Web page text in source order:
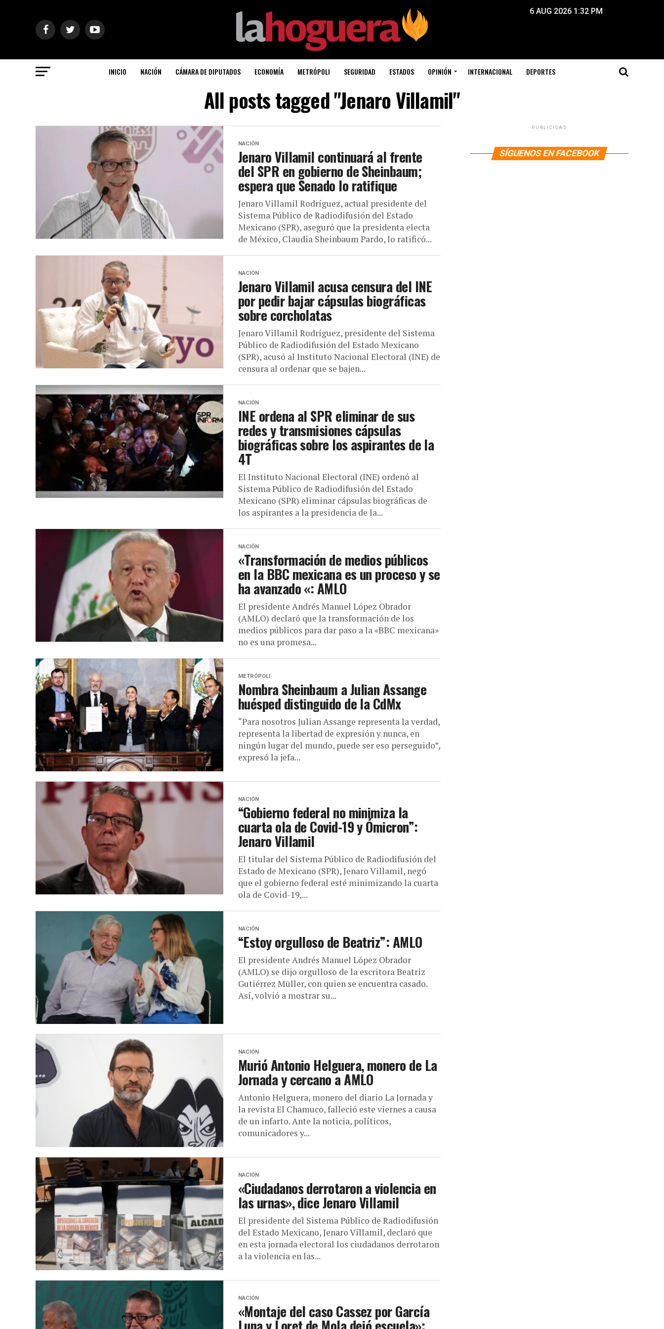
6 AUG 2026 1:32 PM
INICIO NACIÓN CÁMARA DE DIPUTADOS ECONOMÍA METRÓPOLI SEGURIDAD ESTADOS OPINIÓN INTERNACIONAL DEPORTES
All posts tagged "Jenaro Villamil"
NACIÓN
Jenaro Villamil continuará al frente
del SPR en gobierno de Sheinbaum;
espera que Senado lo ratifique
Jenaro Villamil Rodríguez, actual presidente del
Sistema Público de Radiodifusión del Estado
Mexicano (SPR), aseguró que la presidenta electa
de México, Claudia Sheinbaum Pardo, lo ratificó...
NACIÓN
Jenaro Villamil acusa censura del INE
por pedir bajar cápsulas biográficas
sobre corcholatas
Jenaro Villamil Rodríguez, presidente del Sistema
Público de Radiodifusión del Estado Mexicano
(SPR), acusó al Instituto Nacional Electoral (INE) de
censura al ordenar que se bajen...
NACIÓN
INE ordena al SPR eliminar de sus
redes y transmisiones cápsulas
biográficas sobre los aspirantes de la
4T
El Instituto Nacional Electoral (INE) ordenó al
Sistema Público de Radiodifusión del Estado
Mexicano (SPR) eliminar cápsulas biográficas de
los aspirantes a la presidencia de la...
NACIÓN
«Transformación de medios públicos
en la BBC mexicana es un proceso y se
ha avanzado «: AMLO
El presidente Andrés Manuel López Obrador
(AMLO) declaró que la transformación de los
medios públicos para dar paso a la «BBC mexicana»
no es una promesa...
METRÓPOLI
Nombra Sheinbaum a Julian Assange
huésped distinguido de la CdMx
“Para nosotros Julian Assange representa la verdad,
representa la libertad de expresión y nunca, en
ningún lugar del mundo, puede ser eso perseguido”,
expresó la jefa...
NACIÓN
“Gobierno federal no minimiza la
cuarta ola de Covid-19 y Ómicron”:
Jenaro Villamil
El titular del Sistema Público de Radiodifusión del
Estado de Mexicano (SPR), Jenaro Villamil, negó
que el gobierno federal esté minimizando la cuarta
ola de Covid-19,...
NACIÓN
“Estoy orgulloso de Beatriz”: AMLO
El presidente Andrés Manuel López Obrador
(AMLO) se dijo orgulloso de la escritora Beatriz
Gutiérrez Müller, con quien se encuentra casado.
Así, volvió a mostrar su...
NACIÓN
Murió Antonio Helguera, monero de La
Jornada y cercano a AMLO
Antonio Helguera, monero del diario La Jornada y
la revista El Chamuco, falleció este viernes a causa
de un infarto. Ante la noticia, políticos,
comunicadores y...
NACIÓN
«Ciudadanos derrotaron a violencia en
las urnas», dice Jenaro Villamil
El presidente del Sistema Público de Radiodifusión
del Estado Mexicano, Jenaro Villamil, declaró que
en esta jornada electoral los ciudadanos derrotaron
a la violencia en las...
NACIÓN
«Montaje del caso Cassez por García
PUBLICIDAD
SÍGUENOS EN FACEBOOK